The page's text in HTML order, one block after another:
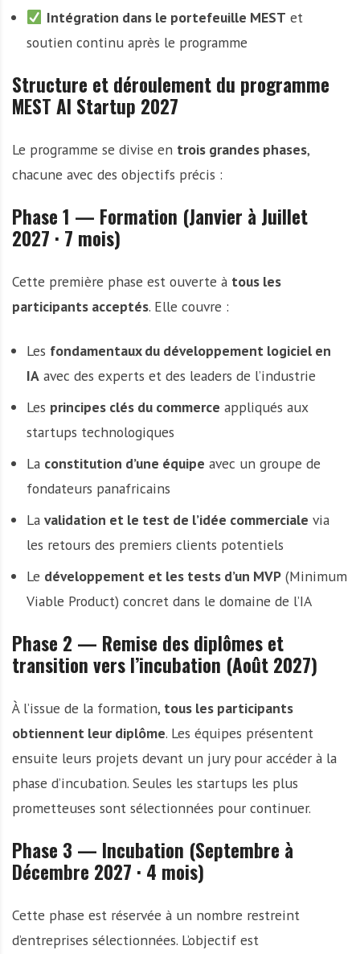
Intégration dans le portefeuille MEST et
soutien continu après le programme
Structure et déroulement du programme
MEST AI Startup 2027
Le programme se divise en trois grandes phases,
chacune avec des objectifs précis :
Phase 1 — Formation (Janvier à Juillet
2027 · 7 mois)
Cette première phase est ouverte à tous les
participants acceptés. Elle couvre :
Les fondamentaux du développement logiciel en
IAavec des experts et des leaders de l’industrie
Les principes clés du commerce appliqués aux
startups technologiques
La constitution d’une équipe avec un groupe de
fondateurs panafricains
La validation et le test de l’idée commerciale via
les retours des premiers clients potentiels
Le développement et les tests d’un MVP(Minimum
Viable Product) concret dans le domaine de l’IA
Phase 2 — Remise des diplômes et
transition vers l’incubation (Août 2027)
À l’issue de la formation, tous les participants
obtiennent leur diplôme. Les équipes présentent
ensuite leurs projets devant un jury pour accéder à la
phase d’incubation. Seules les startups les plus
prometteuses sont sélectionnées pour continuer.
Phase 3 — Incubation (Septembre à
Décembre 2027 · 4 mois)
Cette phase est réservée à un nombre restreint
d’entreprises sélectionnées. L’objectif est